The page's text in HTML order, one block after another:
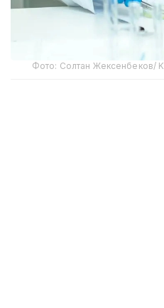
Фото: Солтан Жексенбеков/